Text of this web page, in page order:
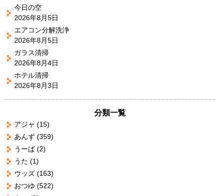
今日の空
2026年8月5日
エアコン分解洗浄
2026年8月5日
ガラス清掃
2026年8月4日
ホテル清掃
2026年8月3日
分類一覧
アジャ (15)
あんず(359)
うーぱ(2)
うた (1)
ウッズ(163)
おつゆ (522)